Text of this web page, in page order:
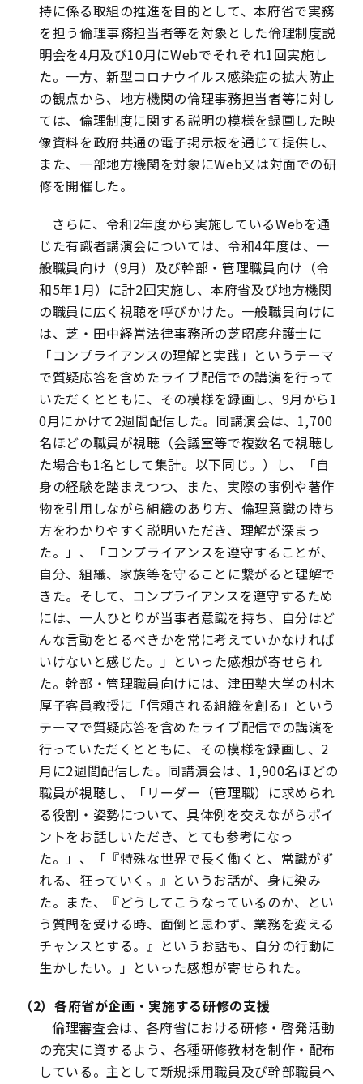
持に係る取組の推進を目的として、本府省で実務
を担う倫理事務担当者等を対象とした倫理制度説
明会を4月及び10月にWebでそれぞれ1回実施し
た。一方、新型コロナウイルス感染症の拡大防止
の観点から、地方機関の倫理事務担当者等に対し
ては、倫理制度に関する説明の模様を録画した映
像資料を政府共通の電子掲示板を通じて提供し、
また、一部地方機関を対象にWeb又は対面での研
修を開催した。
さらに、令和2年度から実施しているWebを通
じた有識者講演会については、令和4年度は、一
般職員向け（9月）及び幹部・管理職員向け（令
和5年1月）に計2回実施し、本府省及び地方機関
の職員に広く視聴を呼びかけた。一般職員向けに
は、芝・田中経営法律事務所の芝昭彦弁護士に
「コンプライアンスの理解と実践」というテーマ
で質疑応答を含めたライブ配信での講演を行って
いただくとともに、その模様を録画し、9月から1
0月にかけて2週間配信した。同講演会は、1,700
名ほどの職員が視聴（会議室等で複数名で視聴し
た場合も1名として集計。以下同じ。）し、「自
身の経験を踏まえつつ、また、実際の事例や著作
物を引用しながら組織のあり方、倫理意識の持ち
方をわかりやすく説明いただき、理解が深まっ
た。」、「コンプライアンスを遵守することが、
自分、組織、家族等を守ることに繋がると理解で
きた。そして、コンプライアンスを遵守するため
には、一人ひとりが当事者意識を持ち、自分はど
んな言動をとるべきかを常に考えていかなければ
いけないと感じた。」といった感想が寄せられ
た。幹部・管理職員向けには、津田塾大学の村木
厚子客員教授に「信頼される組織を創る」という
テーマで質疑応答を含めたライブ配信での講演を
行っていただくとともに、その模様を録画し、2
月に2週間配信した。同講演会は、1,900名ほどの
職員が視聴し、「リーダー（管理職）に求められ
る役割・姿勢について、具体例を交えながらポイ
ントをお話しいただき、とても参考になっ
た。」、「『特殊な世界で長く働くと、常識がず
れる、狂っていく。』というお話が、身に染み
た。また、『どうしてこうなっているのか、とい
う質問を受ける時、面倒と思わず、業務を変える
チャンスとする。』というお話も、自分の行動に
生かしたい。」といった感想が寄せられた。
（2）各府省が企画・実施する研修の支援
倫理審査会は、各府省における研修・啓発活動
の充実に資するよう、各種研修教材を制作・配布
している。主として新規採用職員及び幹部職員へ